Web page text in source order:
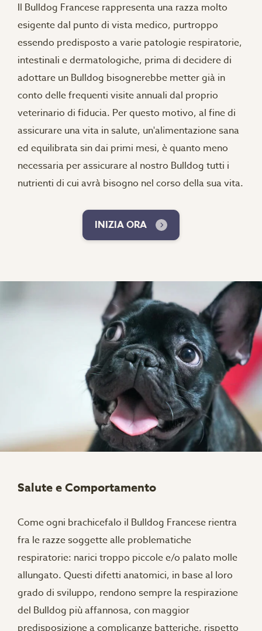
Il Bulldog Francese rappresenta una razza molto
esigente dal punto di vista medico, purtroppo
essendo predisposto a varie patologie respiratorie,
intestinali e dermatologiche, prima di decidere di
adottare un Bulldog bisognerebbe metter già in
conto delle frequenti visite annuali dal proprio
veterinario di fiducia. Per questo motivo, al fine di
assicurare una vita in salute, un'alimentazione sana
ed equilibrata sin dai primi mesi, è quanto meno
necessaria per assicurare al nostro Bulldog tutti i
nutrienti di cui avrà bisogno nel corso della sua vita.
INIZIA ORA
Salute e Comportamento
Come ogni brachicefalo il Bulldog Francese rientra
fra le razze soggette alle problematiche
respiratorie: narici troppo piccole e/o palato molle
allungato. Questi difetti anatomici, in base al loro
grado di sviluppo, rendono sempre la respirazione
del Bulldog più affannosa, con maggior
predisposizione a complicanze batteriche, rispetto